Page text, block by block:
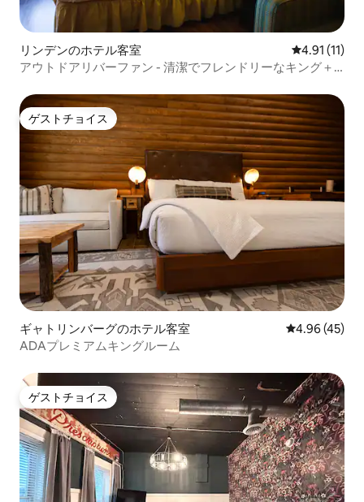
リンデンのホテル客室 レビュー11
4.91 (11)
アウトドアリバーファン - 清潔でフレンドリーなキング＋
ゲストチョイス
ゲストチョイス
ギャトリンバーグのホテル客室 レビュー45
4.96 (45)
ADAプレミアムキングルーム
ゲストチョイス
ゲストチョイス